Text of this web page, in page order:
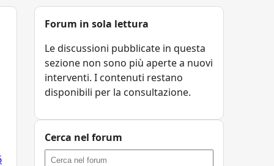
Forum in sola lettura
Le discussioni pubblicate in questa
sezione non sono più aperte a nuovi
interventi. I contenuti restano
disponibili per la consultazione.
Cerca nel forum